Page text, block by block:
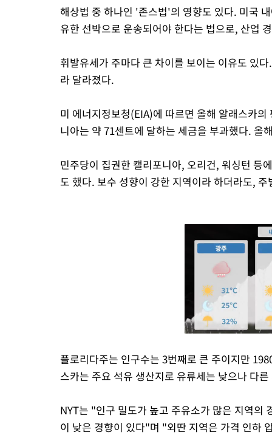
해상법 중 하나인 '존스법'의 영향도 있다. 미국
유한 선박으로 운송되어야 한다는 법으로, 산업
휘발유세가 주마다 큰 차이를 보이는 이유도 있
라 달라졌다.
미 에너지정보청(EIA)에 따르면 올해 알래스카
니아는 약 71센트에 달하는 세금을 부과했다. 올
민주당이 집권한 캘리포니아, 오리건, 워싱턴 등
도 했다. 보수 성향이 강한 지역이라 하더라도,
플로리다주는 인구수는 3번째로 큰 주이지만
스카는 주요 석유 생산지로 유류세는 낮으나 다
NYT는 "인구 밀도가 높고 주유소가 많은 지역의
이 낮은 경향이 있다"며 "외딴 지역은 가격 인하